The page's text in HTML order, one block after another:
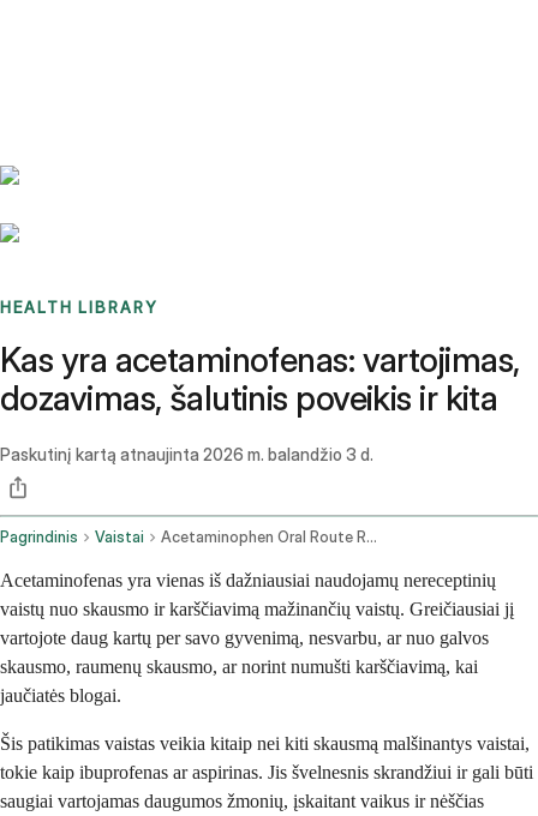
HEALTH LIBRARY
Kas yra acetaminofenas: vartojimas,
dozavimas, šalutinis poveikis ir kita
Paskutinį kartą atnaujinta 2026 m. balandžio 3 d.
Pagrindinis Vaistai Acetaminophen Oral Route Rectal Route
Acetaminofenas yra vienas iš dažniausiai naudojamų nereceptinių
vaistų nuo skausmo ir karščiavimą mažinančių vaistų. Greičiausiai jį
vartojote daug kartų per savo gyvenimą, nesvarbu, ar nuo galvos
skausmo, raumenų skausmo, ar norint numušti karščiavimą, kai
jaučiatės blogai.
Šis patikimas vaistas veikia kitaip nei kiti skausmą malšinantys vaistai,
tokie kaip ibuprofenas ar aspirinas. Jis švelnesnis skrandžiui ir gali būti
saugiai vartojamas daugumos žmonių, įskaitant vaikus ir nėščias